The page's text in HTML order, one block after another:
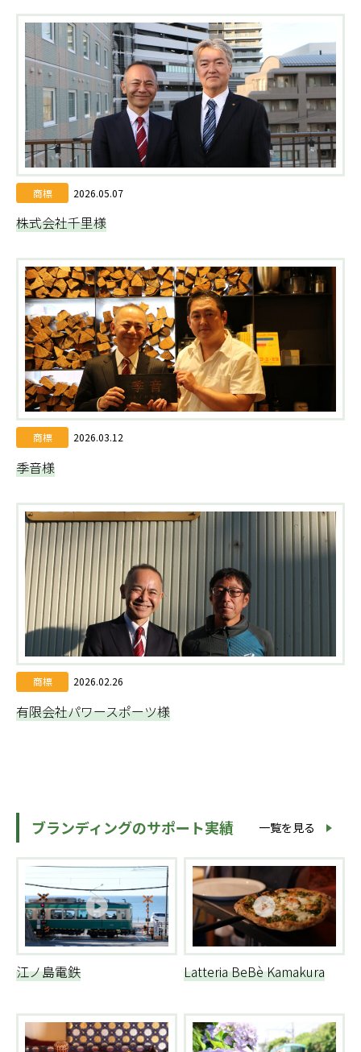
商標 2026.05.07
株式会社千里様
商標 2026.03.12
季音様
商標 2026.02.26
有限会社パワースポーツ様
ブランディングのサポート実績 一覧を見る
江ノ島電鉄 Latteria BeBè Kamakura